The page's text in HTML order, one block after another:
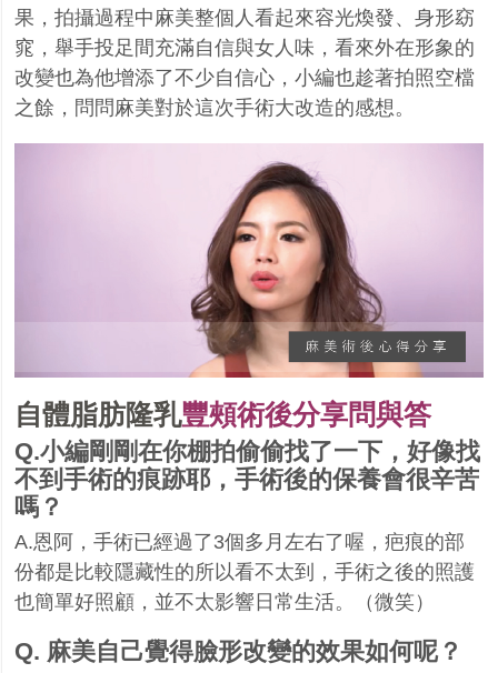
果，拍攝過程中麻美整個人看起來容光煥發、身形窈
窕，舉手投足間充滿自信與女人味，看來外在形象的
改變也為他增添了不少自信心，小編也趁著拍照空檔
之餘，問問麻美對於這次手術大改造的感想。
自體脂肪隆乳豐頰術後分享問與答
Q.小編剛剛在你棚拍偷偷找了一下，好像找
不到手術的痕跡耶，手術後的保養會很辛苦
嗎？
A.恩阿，手術已經過了3個多月左右了喔，疤痕的部
份都是比較隱藏性的所以看不太到，手術之後的照護
也簡單好照顧，並不太影響日常生活。（微笑）
Q. 麻美自己覺得臉形改變的效果如何呢？